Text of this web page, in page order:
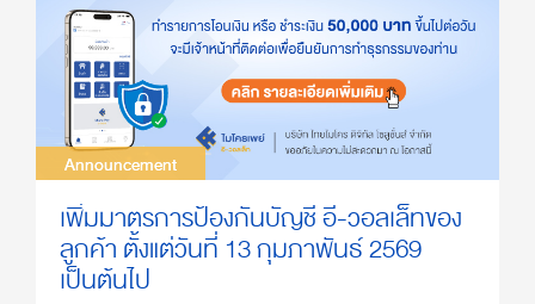
Announcement
Announcement
เพิ่มมาตรการป้องกันบัญชี อี-วอลเล็ทของ
ลูกค้า ตั้งแต่วันที่ 13 กุมภาพันธ์ 2569
เป็นต้นไป​